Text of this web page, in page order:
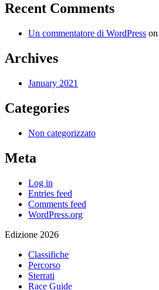
Recent Comments
Un commentatore di WordPress on
Archives
January 2021
Categories
Non categorizzato
Meta
Log in
Entries feed
Comments feed
WordPress.org
Edizione 2026
Classifiche
Percorso
Sterrati
Race Guide